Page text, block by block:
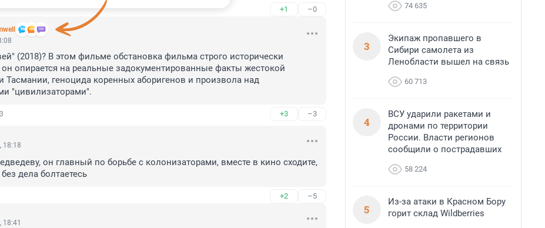
+1 –0
(2018)? В этом фильме обстановка фильма строго исторически
он опирается на реальные задокументированные факты жестокой
Тасмании, геноцида коренных аборигенов и произвола над
"цивилизаторами".
3 +3 –3
18:18
он главный по борьбе с колонизаторами, вместе в кино сходите,
дела болтаетесь
+2 –5
74 635
3
Экипаж пропавшего в
Сибири самолета из
Ленобласти вышел на связь
60 713
4
ВСУ ударили ракетами и
дронами по территории
России. Власти регионов
сообщили о пострадавших
58 224
5
Из-за атаки в Красном Бору
горит склад Wildberries